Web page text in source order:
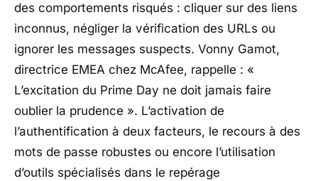
des comportements risqués : cliquer sur des liens
inconnus, négliger la vérification des URLs ou
ignorer les messages suspects. Vonny Gamot,
directrice EMEA chez McAfee, rappelle : «
L’excitation du Prime Day ne doit jamais faire
oublier la prudence ». L’activation de
l’authentification à deux facteurs, le recours à des
mots de passe robustes ou encore l’utilisation
d’outils spécialisés dans le repérage